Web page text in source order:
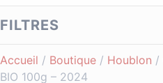
FILTRES
Accueil / Boutique / Houblon /
BIO 100g – 2024